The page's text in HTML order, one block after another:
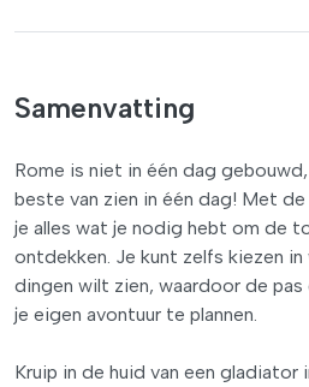
Samenvatting
Rome is niet in één dag
beste van zien in één dag! Met
je alles wat je nodig hebt om de
ontdekken. Je kunt zelfs kiezen
dingen wilt zien, waardoor de
je eigen avontuur te plannen.
Kruip in de huid van een gladiator